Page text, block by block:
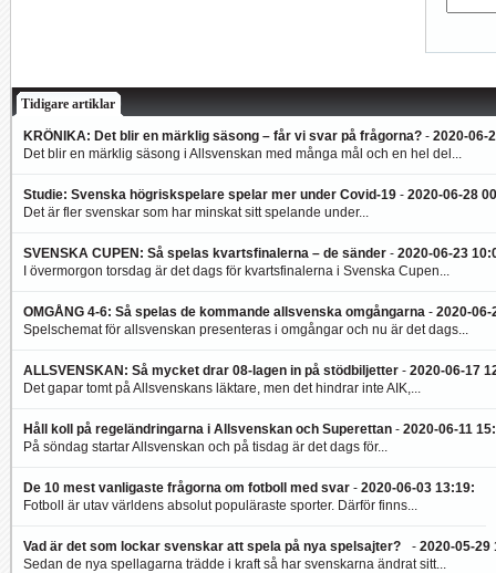
Tidigare artiklar
KRÖNIKA: Det blir en märklig säsong – får vi svar på frågorna? - 2020-06-
Det blir en märklig säsong i Allsvenskan med många mål och en hel del...
Studie: Svenska högriskspelare spelar mer under Covid-19 - 2020-06-28
Det är fler svenskar som har minskat sitt spelande under...
SVENSKA CUPEN: Så spelas kvartsfinalerna – de sänder - 2020-06-23
I övermorgon torsdag är det dags för kvartsfinalerna i Svenska Cupen...
OMGÅNG 4-6: Så spelas de kommande allsvenska omgångarna - 2020-06-
Spelschemat för allsvenskan presenteras i omgångar och nu är det dags...
ALLSVENSKAN: Så mycket drar 08-lagen in på stödbiljetter - 2020-06-17
Det gapar tomt på Allsvenskans läktare, men det hindrar inte AIK,...
Håll koll på regeländringarna i Allsvenskan och Superettan - 2020-06-11
På söndag startar Allsvenskan och på tisdag är det dags för...
De 10 mest vanligaste frågorna om fotboll med svar - 2020-06-03 13:19:
Fotboll är utav världens absolut populäraste sporter. Därför finns...
Vad är det som lockar svenskar att spela på nya spelsajter? - 2020-05-29
Sedan de nya spellagarna trädde i kraft så har svenskarna ändrat sitt...